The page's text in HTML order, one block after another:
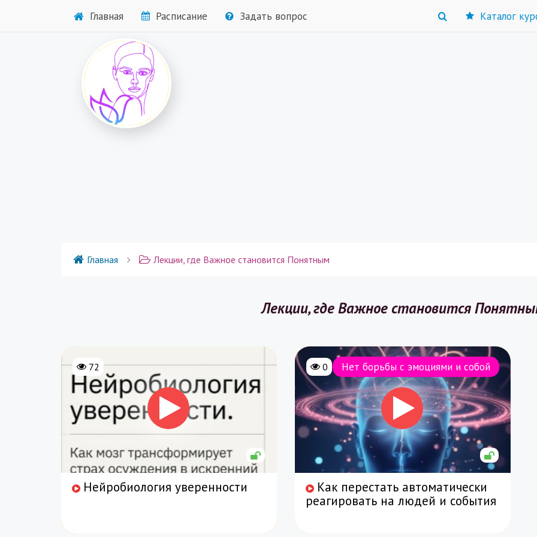
Главная Расписание Задать вопрос Каталог
Главная Лекции, где Важное становится Понятным
Лекции, где Важное становится
Нейробиология уверенности
72 Нет борьбы с эмоциями и собой
Как перестать автоматически
реагировать на людей и события
0